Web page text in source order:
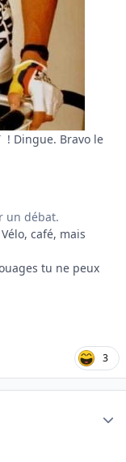
! Dingue. Bravo le
un débat.
café, mais
tu ne peux
3